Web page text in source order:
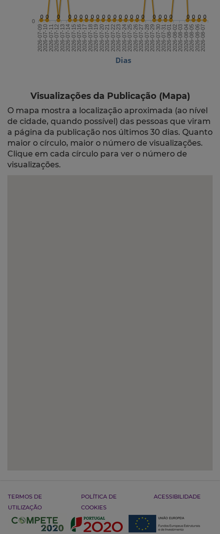
Dias
0 0 0 0 0 0 0 0 0 0 0 0 0 0 0 0 0 0 0 0 0 0 0 0 0
2026-07-092026-07-102026-07-112026-07-122026-07-132026-07-142026-07-152026-07-162026-07-172026-07-182026-07-192026-07-202026-07-212026-07-222026-07-232026-07-242026-07-252026-07-262026-07-272026-07-282026-07-292026-07-302026-07-312026-08-012026-08-022026-08-032026-08-042026-08-052026-08-062026-08-07
0
Visualizações da Publicação (Mapa)
O mapa mostra a localização aproximada (ao nível
de cidade, quando possível) das pessoas que viram
a página da publicação nos últimos 30 dias. Quanto
maior o círculo, maior o número de visualizações.
Clique em cada círculo para ver o número de
visualizações.
TERMOS DE
UTILIZAÇÃO
POLÍTICA DE
COOKIES
ACESSIBILIDADE